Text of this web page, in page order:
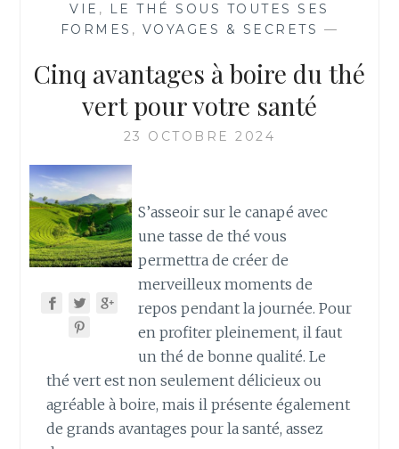
VIE ,
LE THÉ SOUS TOUTES SES
FORMES , VOYAGES & SECRETS —
Cinq avantages à boire du thé
vert pour votre santé
23 OCTOBRE 2024
S’asseoir sur le canapé avec
une tasse de thé vous
permettra de créer de
merveilleux moments de
repos pendant la journée. Pour
en profiter pleinement, il faut
un thé de bonne qualité. Le
thé vert est non seulement délicieux ou
agréable à boire, mais il présente également
de grands avantages pour la santé, assez